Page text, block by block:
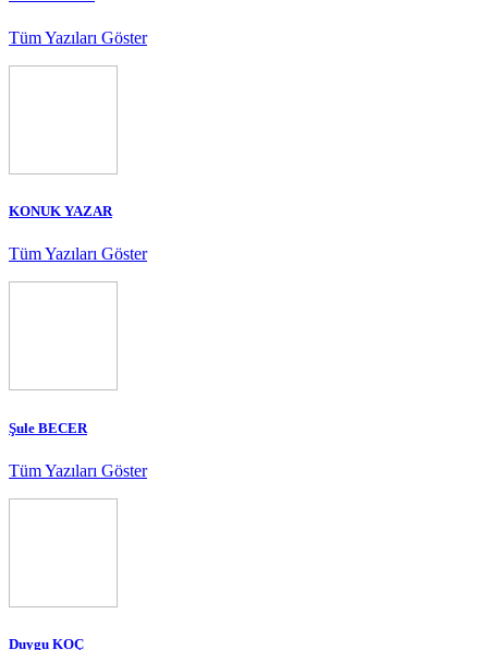
Tüm Yazıları Göster
KONUK YAZAR
Tüm Yazıları Göster
Şule BECER
Tüm Yazıları Göster
Duygu KOÇ